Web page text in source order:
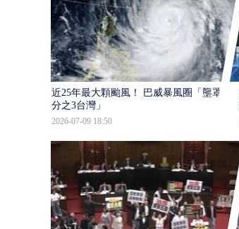
近25年最大顆颱風！ 巴威暴風圈「壟罩4
分之3台灣」
2026-07-09 18:50